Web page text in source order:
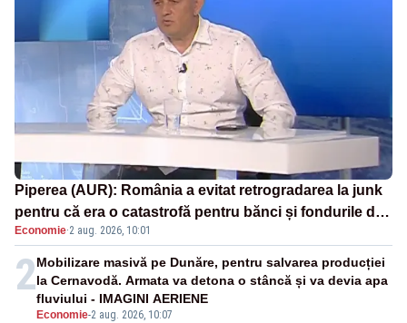
Piperea (AUR): România a evitat retrogradarea la junk
pentru că era o catastrofă pentru bănci și fondurile de
pensii
Economie·2 aug. 2026, 10:01
2
Economie-2 aug. 2026, 10:07
Mobilizare masivă pe Dunăre, pentru salvarea producției
la Cernavodă. Armata va detona o stâncă și va devia apa
fluviului - IMAGINI AERIENE